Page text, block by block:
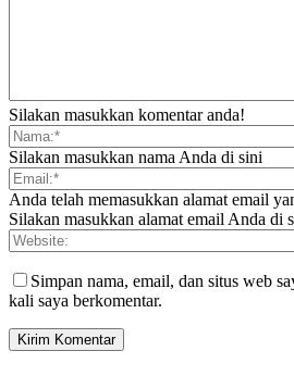
Silakan masukkan komentar anda!
Silakan masukkan nama Anda di sini
Anda telah memasukkan alamat email
Silakan masukkan alamat email Anda di
Simpan nama, email, dan situs web
kali saya berkomentar.